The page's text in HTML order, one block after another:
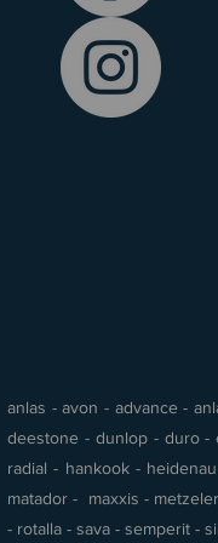
anlas - avon - advance -
deestone - dunlop - duro -
radial - hankook -
matador - maxxis -
- rotalla - sava - semperit -